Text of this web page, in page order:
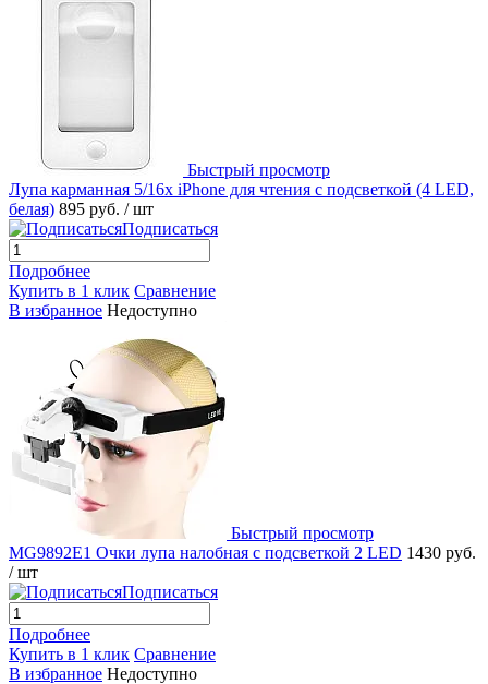
Быстрый просмотр
Лупа карманная 5/16x iPhone для чтения с подсветкой (4 LED,
белая) 895 руб. / шт
Подписаться
Подробнее
Купить в 1 клик Сравнение
В избранное Недоступно
Быстрый просмотр
MG9892E1 Очки лупа налобная с подсветкой 2 LED 1430 руб.
/ шт
Подписаться
Подробнее
Купить в 1 клик Сравнение
В избранное Недоступно